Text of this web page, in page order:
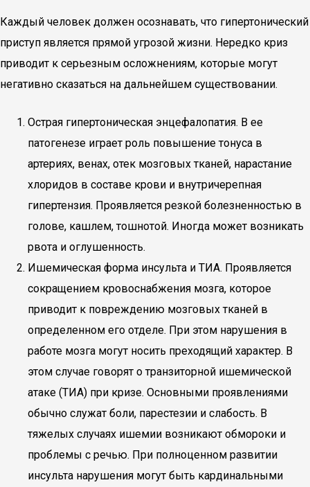
Каждый человек должен осознавать, что гипертонический
приступ является прямой угрозой жизни. Нередко криз
приводит к серьезным осложнениям, которые могут
негативно сказаться на дальнейшем существовании.
Острая гипертоническая энцефалопатия. В ее
патогенезе играет роль повышение тонуса в
артериях, венах, отек мозговых тканей, нарастание
хлоридов в составе крови и внутричерепная
гипертензия. Проявляется резкой болезненностью в
голове, кашлем, тошнотой. Иногда может возникать
рвота и оглушенность.
Ишемическая форма инсульта и ТИА. Проявляется
сокращением кровоснабжения мозга, которое
приводит к повреждению мозговых тканей в
определенном его отделе. При этом нарушения в
работе мозга могут носить преходящий характер. В
этом случае говорят о транзиторной ишемической
атаке (ТИА) при кризе. Основными проявлениями
обычно служат боли, парестезии и слабость. В
тяжелых случаях ишемии возникают обмороки и
проблемы с речью. При полноценном развитии
инсульта нарушения могут быть кардинальными